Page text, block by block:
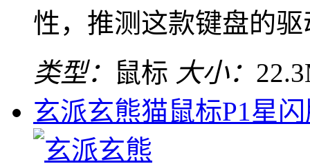
性，推测这款键盘的驱
类型： 鼠标 大小：
玄派玄熊猫鼠标P1星